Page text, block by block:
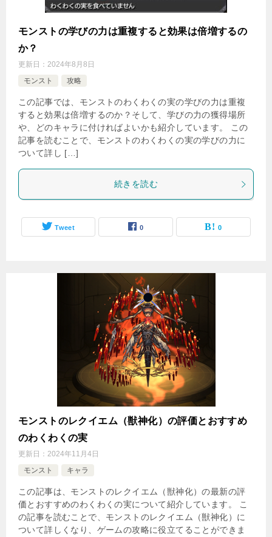
モンストの学びの力は重複すると効果は倍増するの
か？
更新日： 2024年8月8日
モンスト
攻略
この記事では、モンストのわくわくの実の学びの力は重複
すると効果は倍増するのか？そして、学びの力の獲得場所
や、どのキャラに付ければよいかも紹介しています。 この
記事を読むことで、モンストのわくわくの実の学びの力に
ついて詳し […]
続きを読む
Tweet 0 0
モンストのレクイエム（獣神化）の評価とおすすめ
のわくわくの実
更新日： 2024年11月4日
モンスト
キャラ
この記事は、モンストのレクイエム（獣神化）の最新の評
価とおすすめのわくわくの実について紹介しています。 こ
の記事を読むことで、モンストのレクイエム（獣神化）に
ついて詳しくなり、ゲームの攻略に役立てることができま